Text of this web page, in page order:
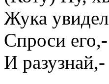
Жука
Спроси
И